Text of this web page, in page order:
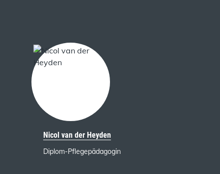
Nicol van der Heyden
Diplom-Pflegepädagogin